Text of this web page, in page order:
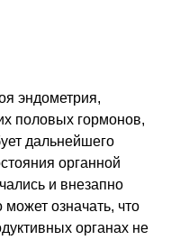
эндометрия,
половых гормонов,
дальнейшего
органной
и внезапно
означать, что
органах не